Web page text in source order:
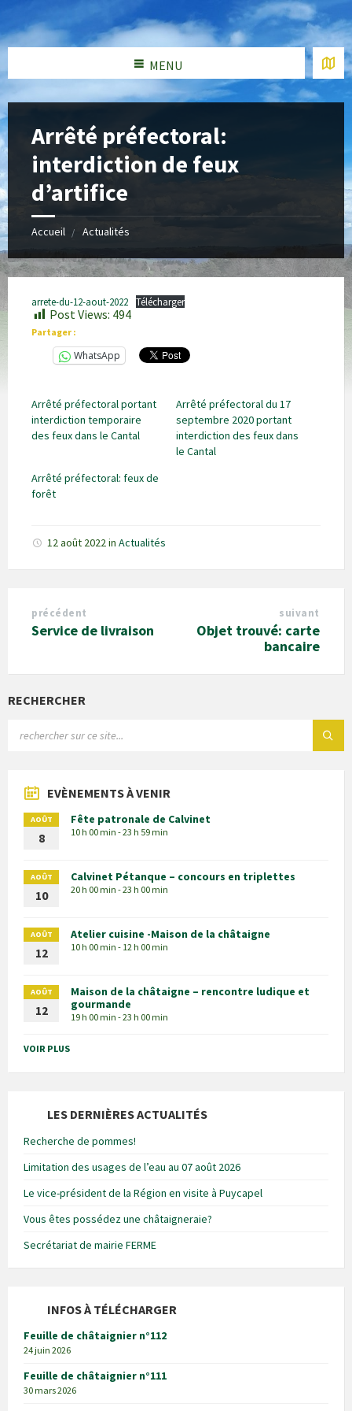
MENU
Arrêté préfectoral:
interdiction de feux
d’artifice
Accueil Actualités
arrete-du-12-aout-2022 Télécharger
Post Views: 494
Partager :
WhatsApp
Arrêté préfectoral portant
interdiction temporaire
des feux dans le Cantal
Arrêté préfectoral du 17
septembre 2020 portant
interdiction des feux dans
le Cantal
Arrêté préfectoral: feux de
forêt
12 août 2022in Actualités
précédent
Service de livraison
suivant
Objet trouvé: carte
bancaire
RECHERCHER
EVÈNEMENTS À VENIR
AOÛT
8
Fête patronale de Calvinet
10 h 00 min - 23 h 59 min
AOÛT
10
Calvinet Pétanque – concours en triplettes
20 h 00 min - 23 h 00 min
AOÛT
12
Atelier cuisine -Maison de la châtaigne
10 h 00 min - 12 h 00 min
AOÛT
12
Maison de la châtaigne – rencontre ludique et
gourmande
19 h 00 min - 23 h 00 min
VOIR PLUS
LES DERNIÈRES ACTUALITÉS
Recherche de pommes!
Limitation des usages de l’eau au 07 août 2026
Le vice-président de la Région en visite à Puycapel
Vous êtes possédez une châtaigneraie?
Secrétariat de mairie FERME
INFOS À TÉLÉCHARGER
Feuille de châtaignier n°112
24 juin 2026
Feuille de châtaignier n°111
30 mars 2026